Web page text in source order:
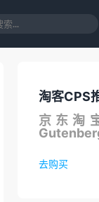
淘客CPS
京东淘
去购买